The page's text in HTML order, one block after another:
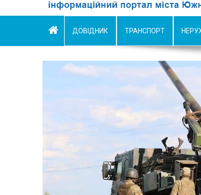
ДОВІДНИК ТРАНСПОРТ